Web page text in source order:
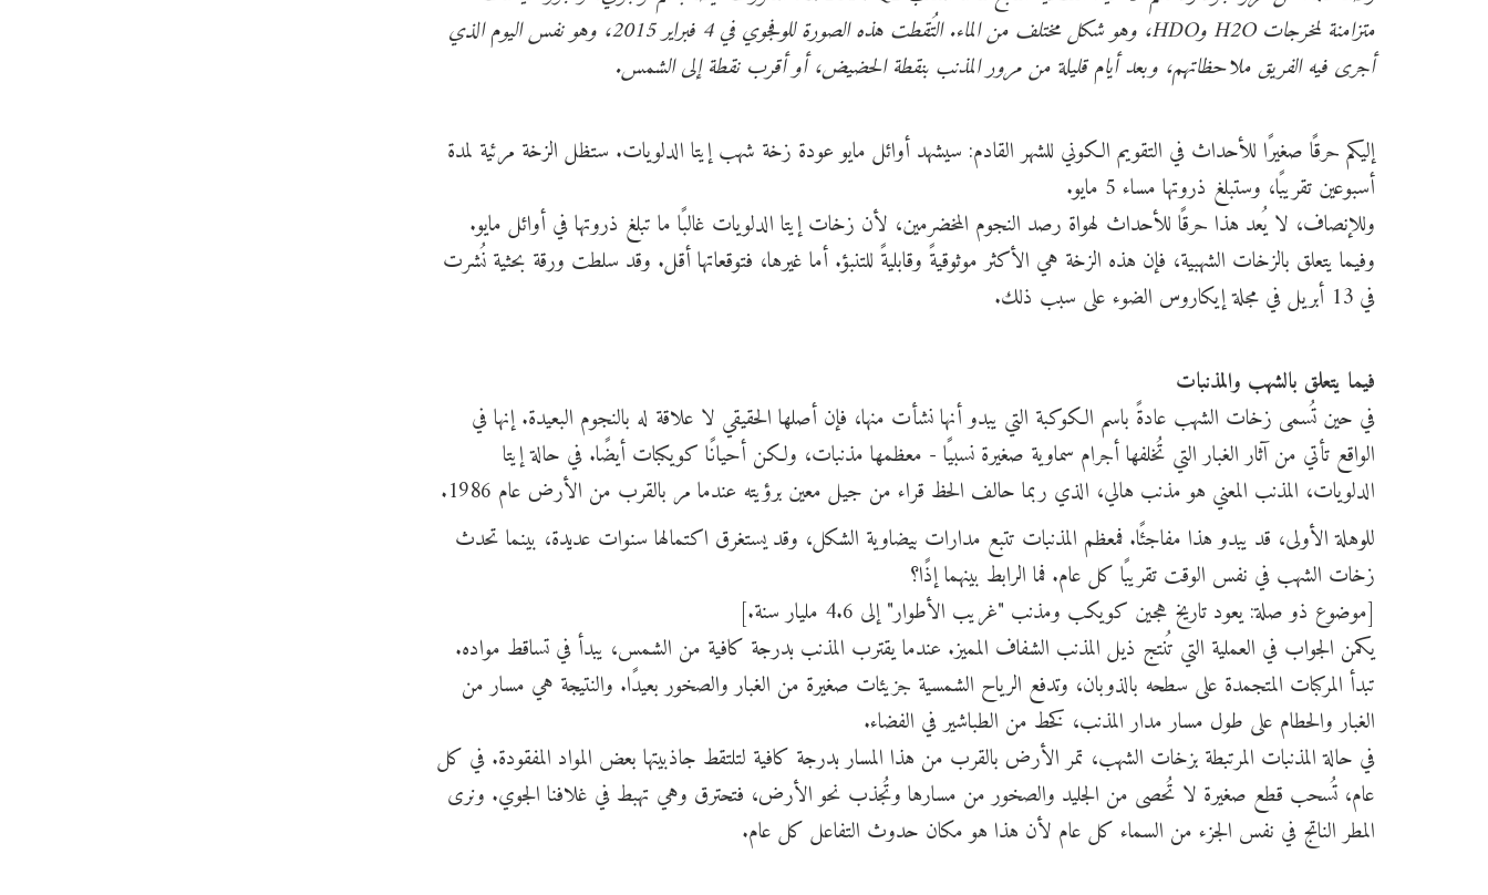
متزامنة لمخرجات H2O وHDO، وهو شكل مختلف من الماء. التُقطت هذه الصورة للوفجوي في 4 فبراير 2015، وهو نفس اليوم الذي
أجرى فيه الفريق ملاحظاتهم، وبعد أيام قليلة من مرور المذنب بنقطة الحضيض، أو أقرب نقطة إلى الشمس.
إليكم حرقًا صغيرًا للأحداث في التقويم الكوني للشهر القادم: سيشهد أوائل مايو عودة زخة شهب إيتا الدلويات. ستظل الزخة مرئية لمدة
أسبوعين تقريبًا، وستبلغ ذروتها مساء 5 مايو.
وللإنصاف، لا يُعد هذا حرقًا للأحداث لهواة رصد النجوم المخضرمين، لأن زخات إيتا الدلويات غالبًا ما تبلغ ذروتها في أوائل مايو.
وفيما يتعلق بالزخات الشهبية، فإن هذه الزخة هي الأكثر موثوقيةً وقابليةً للتنبؤ. أما غيرها، فتوقعاتها أقل. وقد سلطت ورقة بحثية نُشرت
في 13 أبريل في مجلة إيكاروس الضوء على سبب ذلك.
فيما يتعلق بالشهب والمذنبات
في حين تُسمى زخات الشهب عادةً باسم الكوكبة التي يبدو أنها نشأت منها، فإن أصلها الحقيقي لا علاقة له بالنجوم البعيدة. إنها في
الواقع تأتي من آثار الغبار التي تُخلفها أجرام سماوية صغيرة نسبيًا - معظمها مذنبات، ولكن أحيانًا كويكبات أيضًا. في حالة إيتا
الدلويات، المذنب المعني هو مذنب هالي، الذي ربما حالف الحظ قراء من جيل معين برؤيته عندما مر بالقرب من الأرض عام 1986.
للوهلة الأولى، قد يبدو هذا مفاجئًا. فمعظم المذنبات تتبع مدارات بيضاوية الشكل، وقد يستغرق اكتمالها سنوات عديدة، بينما تحدث
زخات الشهب في نفس الوقت تقريبًا كل عام. فما الرابط بينهما إذًا؟
[موضوع ذو صلة: يعود تاريخ هجين كويكب ومذنب "غريب الأطوار" إلى 4.6 مليار سنة.]
يكمن الجواب في العملية التي تُنتج ذيل المذنب الشفاف المميز. عندما يقترب المذنب بدرجة كافية من الشمس، يبدأ في تساقط مواده.
تبدأ المركبات المتجمدة على سطحه بالذوبان، وتدفع الرياح الشمسية جزيئات صغيرة من الغبار والصخور بعيدًا. والنتيجة هي مسار من
الغبار والحطام على طول مسار مدار المذنب، كخط من الطباشير في الفضاء.
في حالة المذنبات المرتبطة بزخات الشهب، تمر الأرض بالقرب من هذا المسار بدرجة كافية لتلتقط جاذبيتها بعض المواد المفقودة. في كل
عام، تُسحب قطع صغيرة لا تُحصى من الجليد والصخور من مسارها وتُجذب نحو الأرض، فتحترق وهي تهبط في غلافنا الجوي. ونرى
المطر الناتج في نفس الجزء من السماء كل عام لأن هذا هو مكان حدوث التفاعل كل عام.